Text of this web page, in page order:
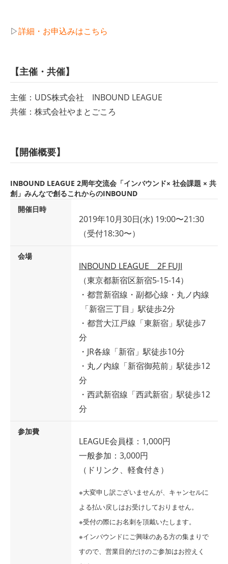
▷詳細・お申込みはこちら
【主催・共催】
主催：UDS株式会社 INBOUND LEAGUE
共催：株式会社やまとごころ
【開催概要】
INBOUND LEAGUE 2周年交流会「インバウンド× 社会課題 × 共
創」みんなで創るこれからのINBOUND
開催日時
2019年10月30日(水) 19:00〜21:30
（受付18:30〜）
会場
INBOUND LEAGUE 2F FUJI
（東京都新宿区新宿5-15-14）
・都営新宿線・副都心線・丸ノ内線
「新宿三丁目」駅徒歩2分
・都営大江戸線「東新宿」駅徒歩7
分
・JR各線「新宿」駅徒歩10分
・丸ノ内線「新宿御苑前」駅徒歩12
分
・西武新宿線「西武新宿」駅徒歩12
分
参加費
LEAGUE会員様：1,000円
一般参加：3,000円
（ドリンク、軽食付き）
※大変申し訳ございませんが、キャンセルに
よる払い戻しはお受けしておりません。
※受付の際にお名刺を頂戴いたします。
※インバウンドにご興味のある方の集まりで
すので、営業目的だけのご参加はお控えく